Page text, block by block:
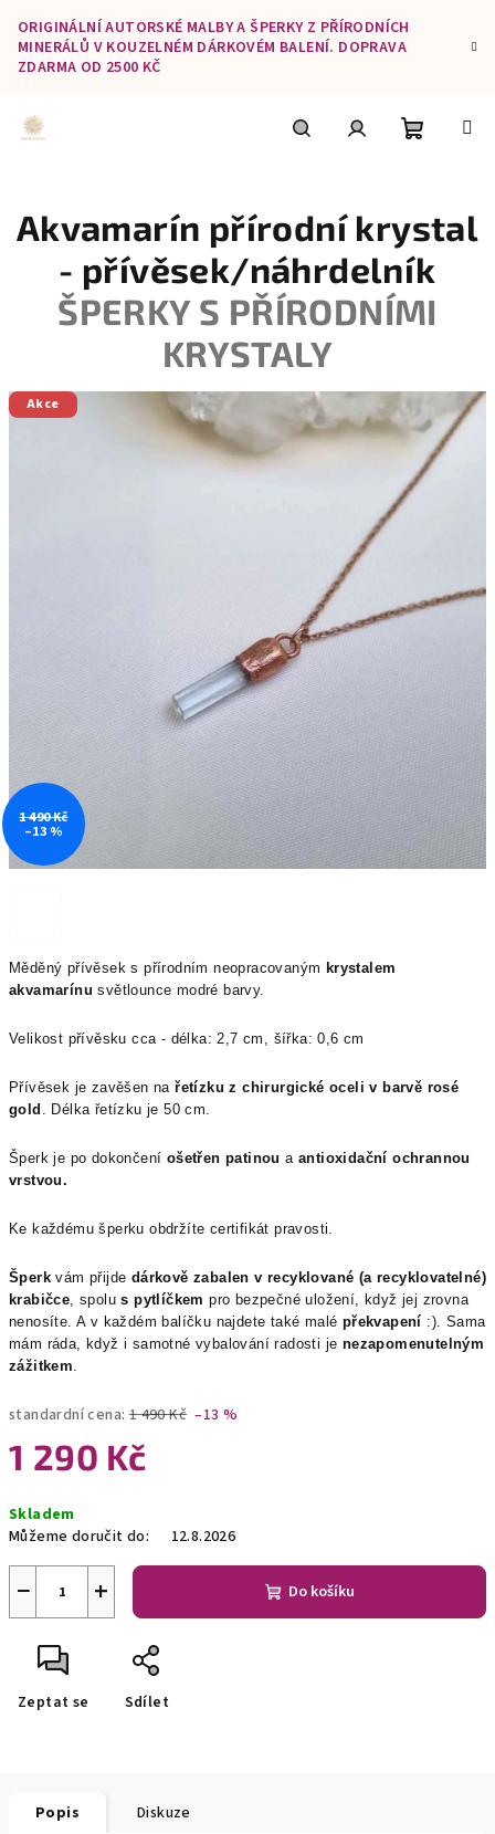
obsah
ORIGINÁLNÍ AUTORSKÉ MALBY A ŠPERKY Z PŘÍRODNÍCH
MINERÁLŮ V KOUZELNÉM DÁRKOVÉM BALENÍ. DOPRAVA
ZDARMA OD 2500 KČ
košík
Měděný přívěsek s přírodním neopracovaným krystalem
akvamarínu světlounce modré barvy.
Velikost přívěsku cca - délka: 2,7 cm, šířka: 0,6 cm
Přívěsek je zavěšen nařetízku z chirurgické oceli v barvě rosé
gold . Délka řetízku je 50 cm.
Šperk je po dokončení ošetřen patinou aantioxidační ochrannou
vrstvou.
Ke každému šperku obdržíte certifikát pravosti.
Šperk vám přijde dárkově zabalen v recyklované (a recyklovatelné)
krabičce, spolus pytlíčkem pro bezpečné uložení, když jej zrovna
nenosíte. A v každém balíčku najdete také malé překvapení :). Sama
mám ráda, když i samotné vybalování radosti je nezapomenutelným
zážitkem.
standardní cena: 1 490 Kč –13 %
1 290 Kč
cena:
Skladem
Můžeme doručit do:
12.8.2026
+
− Do košíku
Zeptat se Sdílet
Akvamarín přírodní krystal
- přívěsek/náhrdelník
ŠPERKY S PŘÍRODNÍMI
KRYSTALY
Akce
1 490 Kč
–13 %
Popis Diskuze